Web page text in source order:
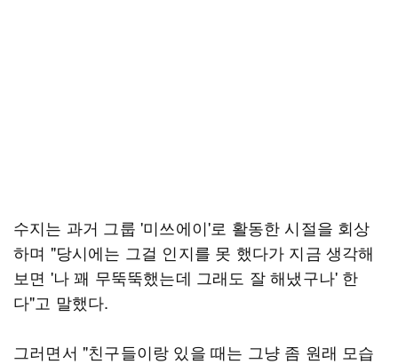
수지는 과거 그룹 '미쓰에이'로 활동한 시절을 회상
하며 "당시에는 그걸 인지를 못 했다가 지금 생각해
보면 '나 꽤 무뚝뚝했는데 그래도 잘 해냈구나' 한
다"고 말했다.
그러면서 "친구들이랑 있을 때는 그냥 좀 원래 모습